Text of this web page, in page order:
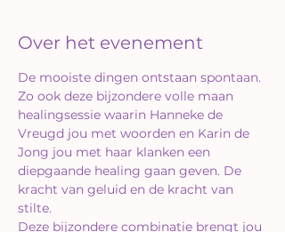
Over het evenement
De mooiste dingen ontstaan spontaan.
Zo ook deze bijzondere volle maan
healingsessie waarin Hanneke de
Vreugd jou met woorden en Karin de
Jong jou met haar klanken een
diepgaande healing gaan geven. De
kracht van geluid en de kracht van
stilte.
Deze bijzondere combinatie brengt jou